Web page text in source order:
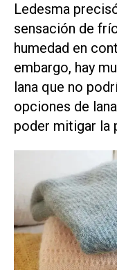
Ledesma
sensación de
humedad en
embargo, hay
lana que no
opciones de
poder mitigar la